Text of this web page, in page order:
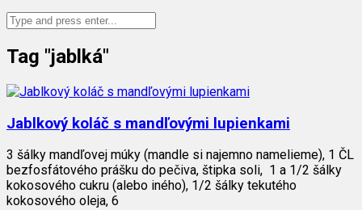
Tag "jablká"
Jablkový koláč s mandľovými lupienkami
3 šálky mandľovej múky (mandle si najemno namelieme), 1 ČL
bezfosfátového prášku do pečiva, štipka soli, 1 a 1/2 šálky
kokosového cukru (alebo iného), 1/2 šálky tekutého
kokosového oleja, 6